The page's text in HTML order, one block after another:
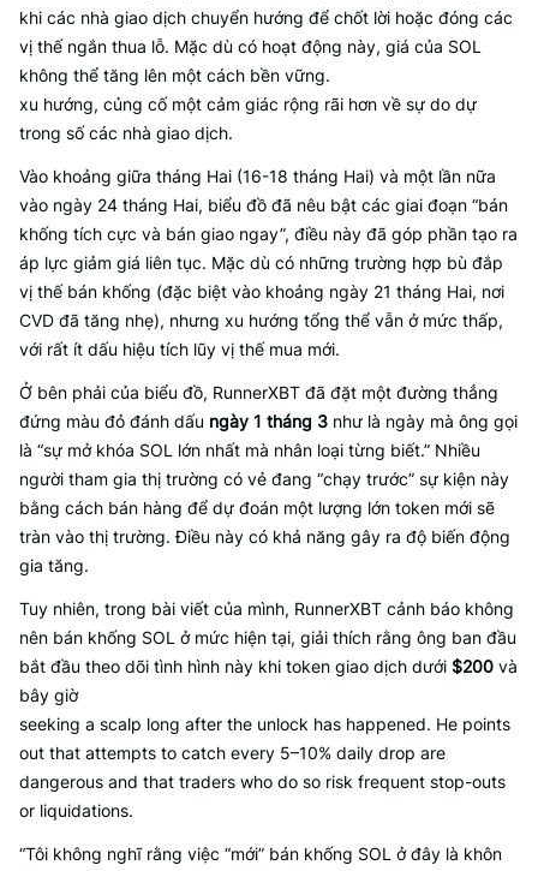
khi các nhà giao dịch chuyển hướng để chốt lời hoặc đóng các
vị thế ngắn thua lỗ. Mặc dù có hoạt động này, giá của SOL
không thể tăng lên một cách bền vững.
xu hướng, củng cố một cảm giác rộng rãi hơn về sự do dự
trong số các nhà giao dịch.
Vào khoảng giữa tháng Hai (16-18 tháng Hai) và một lần nữa
vào ngày 24 tháng Hai, biểu đồ đã nêu bật các giai đoạn “bán
khống tích cực và bán giao ngay”, điều này đã góp phần tạo ra
áp lực giảm giá liên tục. Mặc dù có những trường hợp bù đắp
vị thế bán khống (đặc biệt vào khoảng ngày 21 tháng Hai, nơi
CVD đã tăng nhẹ), nhưng xu hướng tổng thể vẫn ở mức thấp,
với rất ít dấu hiệu tích lũy vị thế mua mới.
Ở bên phải của biểu đồ, RunnerXBT đã đặt một đường thẳng
đứng màu đỏ đánh dấu ngày 1 tháng 3 như là ngày mà ông gọi
là “sự mở khóa SOL lớn nhất mà nhân loại từng biết.” Nhiều
người tham gia thị trường có vẻ đang “chạy trước” sự kiện này
bằng cách bán hàng để dự đoán một lượng lớn token mới sẽ
tràn vào thị trường. Điều này có khả năng gây ra độ biến động
gia tăng.
Tuy nhiên, trong bài viết của mình, RunnerXBT cảnh báo không
nên bán khống SOL ở mức hiện tại, giải thích rằng ông ban đầu
bắt đầu theo dõi tình hình này khi token giao dịch dưới $200 và
bây giờ
seeking a scalp long after the unlock has happened. He points
out that attempts to catch every 5–10% daily drop are
dangerous and that traders who do so risk frequent stop-outs
or liquidations.
“Tôi không nghĩ rằng việc “mới” bán khống SOL ở đây là khôn